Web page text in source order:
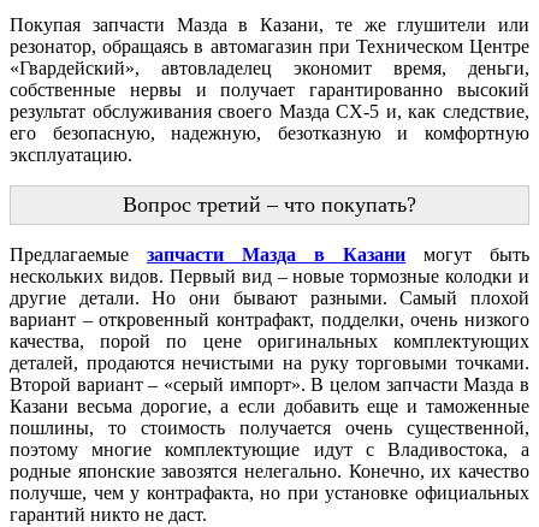
Покупая запчасти Мазда в Казани, те же глушители или
резонатор, обращаясь в автомагазин при Техническом Центре
«Гвардейский», автовладелец экономит время, деньги,
собственные нервы и получает гарантированно высокий
результат обслуживания своего Мазда CX-5 и, как следствие,
его безопасную, надежную, безотказную и комфортную
эксплуатацию.
Вопрос третий – что покупать?
Предлагаемые запчасти Мазда в Казани могут быть
нескольких видов. Первый вид – новые тормозные колодки и
другие детали. Но они бывают разными. Самый плохой
вариант – откровенный контрафакт, подделки, очень низкого
качества, порой по цене оригинальных комплектующих
деталей, продаются нечистыми на руку торговыми точками.
Второй вариант – «серый импорт». В целом запчасти Мазда в
Казани весьма дорогие, а если добавить еще и таможенные
пошлины, то стоимость получается очень существенной,
поэтому многие комплектующие идут с Владивостока, а
родные японские завозятся нелегально. Конечно, их качество
получше, чем у контрафакта, но при установке официальных
гарантий никто не даст.